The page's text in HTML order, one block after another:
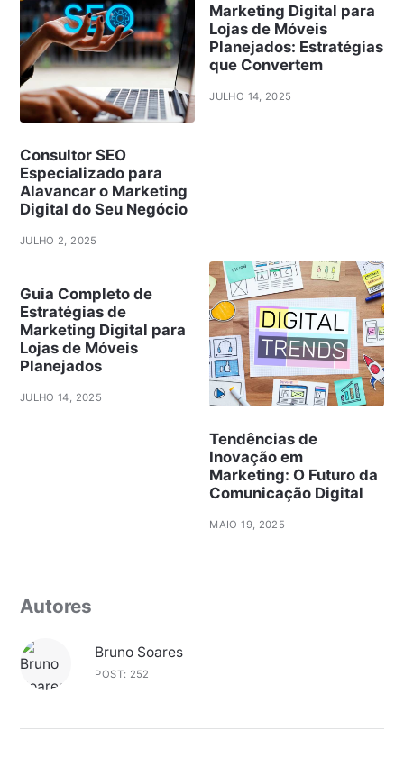
Consultor SEO
Especializado para
Alavancar o Marketing
Digital do Seu Negócio
JULHO 2, 2025
Marketing Digital para
Lojas de Móveis
Planejados: Estratégias
que Convertem
JULHO 14, 2025
Guia Completo de
Estratégias de
Marketing Digital para
Lojas de Móveis
Planejados
JULHO 14, 2025
Tendências de
Inovação em
Marketing: O Futuro da
Comunicação Digital
MAIO 19, 2025
Autores
Bruno Soares
POST: 252